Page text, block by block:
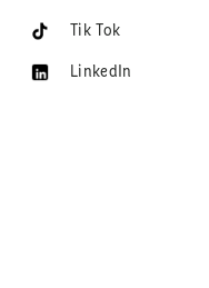
Tik Tok
LinkedIn